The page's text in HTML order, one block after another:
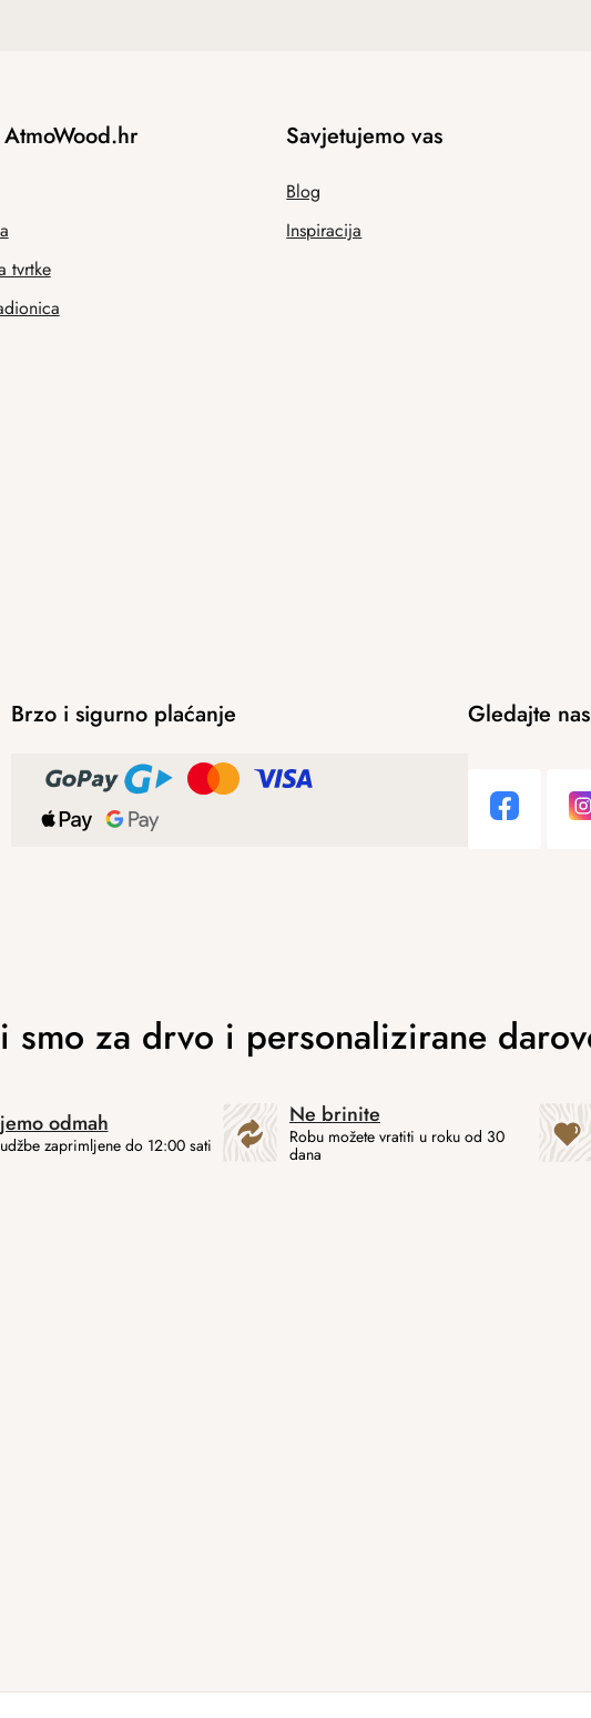
tvrtke
Savjetujemo vas
Blog
Inspiracija
Brzo i sigurno plaćanje Gledajte nas
odmah
zaprimljene do 12:00 sati
Ne brinite
Robu možete vratiti u roku od 30
dana